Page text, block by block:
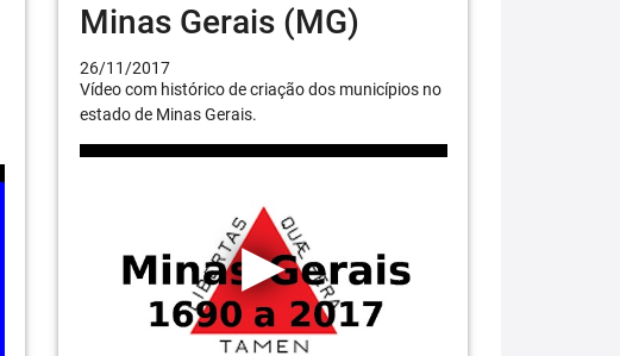
Minas Gerais (MG)
26/11/2017
Vídeo com histórico de criação dos municípios no
estado de Minas Gerais.